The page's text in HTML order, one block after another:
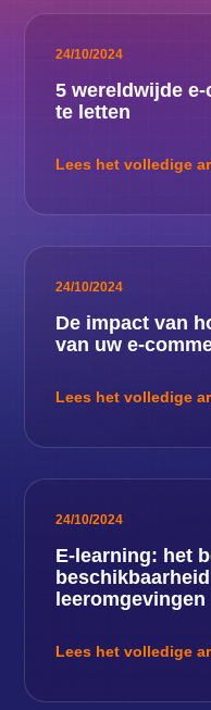
24/10/2024
5 wereldwijde
te letten
Lees het volledige
24/10/2024
De impact van
van uw e-
Lees het volledige
24/10/2024
E-learning: het
leeromgevingen
Lees het volledige